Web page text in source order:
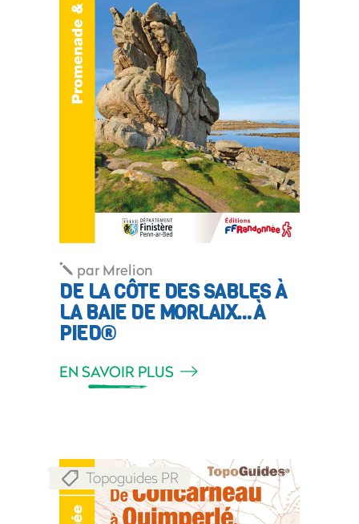
par Mrelion
DE LA CÔTE DES SABLES À
LA BAIE DE MORLAIX…À
PIED®
EN SAVOIR PLUS
Topoguides PR